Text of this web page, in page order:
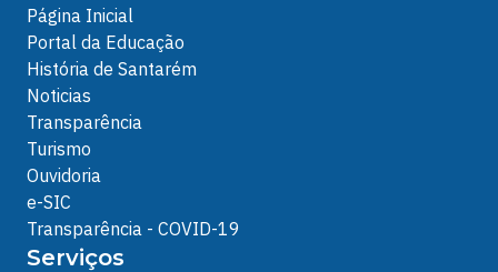
Página Inicial
Portal da Educação
História de Santarém
Noticias
Transparência
Turismo
Ouvidoria
e-SIC
Transparência - COVID-19
Serviços